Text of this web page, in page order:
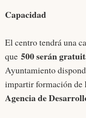
Capacidad
El centro tendrá una
que 500 serán
Ayuntamiento
impartir formación de
Agencia de